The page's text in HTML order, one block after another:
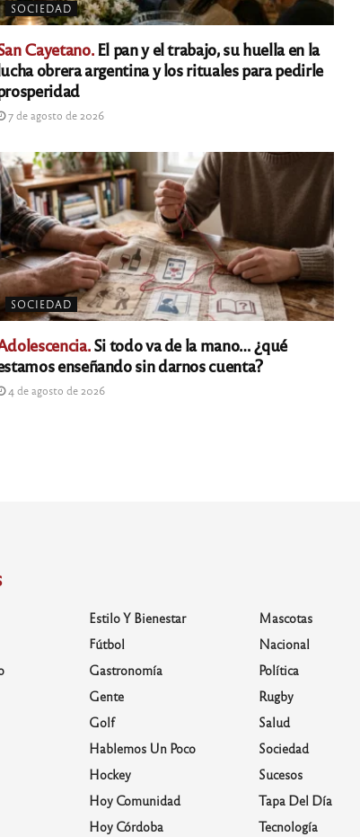
SOCIEDAD
Cayetano.El pan y el trabajo, su huella en la
obrera argentina y los rituales para pedirle
7 de agosto de 2026
SOCIEDAD
Si todo va de la mano… ¿qué
enseñando sin darnos cuenta?
4 de agosto de 2026
Estilo Y Bienestar
Fútbol
Gastronomía
Gente
Golf
Hablemos Un Poco
Hockey
Hoy Comunidad
Hoy Córdoba
Mascotas
Nacional
Política
Rugby
Salud
Sociedad
Sucesos
Tapa Del Día
Tecnología